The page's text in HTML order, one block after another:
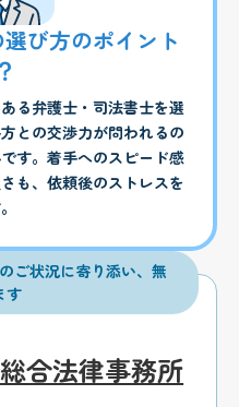
び方のポイント
る弁護士・司法書士を選
との交渉力が問われるの
す。着手へのスピード感
も、依頼後のストレスを
ご状況に寄り添い、無
す
合法律事務所